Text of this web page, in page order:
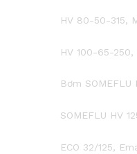
HV 80-50-315,
HV 100-65-250,
Bơm
SOMEFLU HV
ECO 32/125,